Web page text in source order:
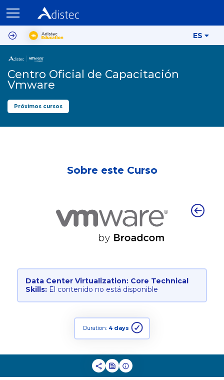
ES
Centro Oficial de Capacitación
Vmware
Próximos cursos
Sobre este Curso
Data Center Virtualization: Core Technical
Skills: El contenido no está disponible
Duration: 4 days